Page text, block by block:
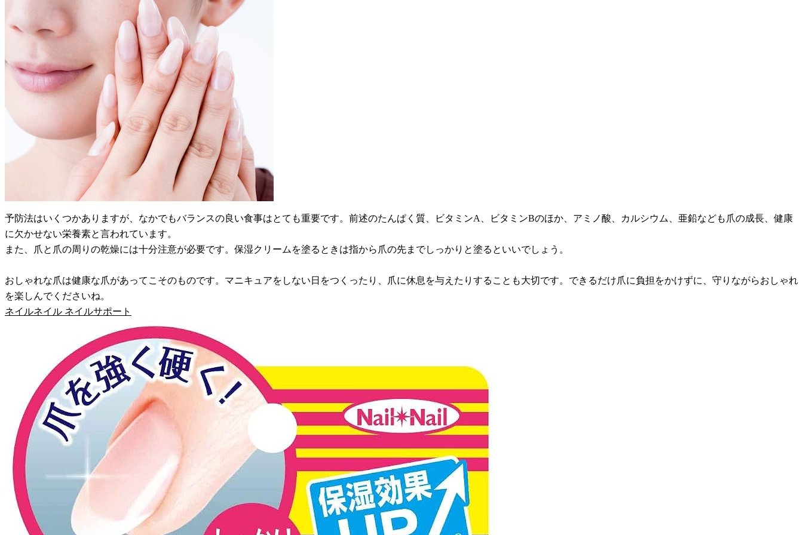
予防法はいくつかありますが、なかでもバランスの良い食事はとても重要です。前述のたんぱく質、ビタミンA、ビタミンBのほか、アミノ酸、カルシウム、亜鉛なども爪の成長、健康
に欠かせない栄養素と言われています。
また、爪と爪の周りの乾燥には十分注意が必要です。保湿クリームを塗るときは指から爪の先までしっかりと塗るといいでしょう。
おしゃれな爪は健康な爪があってこそのものです。マニキュアをしない日をつくったり、爪に休息を与えたりすることも大切です。できるだけ爪に負担をかけずに、守りながらおしゃれ
を楽しんでくださいね。
ネイルネイル ネイルサポート